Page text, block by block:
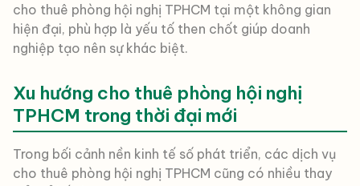
cho thuê phòng hội nghị TPHCM tại một không gian
hiện đại, phù hợp là yếu tố then chốt giúp doanh
nghiệp tạo nên sự khác biệt.
Xu hướng cho thuê phòng hội nghị
TPHCM trong thời đại mới
Trong bối cảnh nền kinh tế số phát triển, các dịch vụ
cho thuê phòng hội nghị TPHCM cũng có nhiều thay